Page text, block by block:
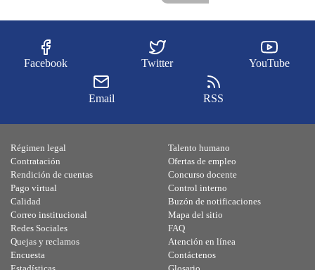
Facebook Twitter YouTube
Email RSS
Régimen legal
Contratación
Rendición de cuentas
Pago virtual
Calidad
Talento humano
Ofertas de empleo
Concurso docente
Control interno
Buzón de notificaciones
Correo institucional
Redes Sociales
Quejas y reclamos
Encuesta
Mapa del sitio
FAQ
Atención en línea
Contáctenos